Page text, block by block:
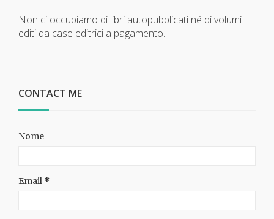
Non ci occupiamo di libri autopubblicati né di volumi
editi da case editrici a pagamento.
CONTACT ME
Nome
Email *